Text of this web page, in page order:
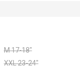
M 17-18"
XXL 23-24"